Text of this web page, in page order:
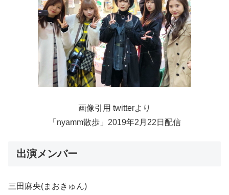
画像引用 twitterより
「nyamm散歩」2019年2月22日配信
出演メンバー
三田麻央(まおきゅん)